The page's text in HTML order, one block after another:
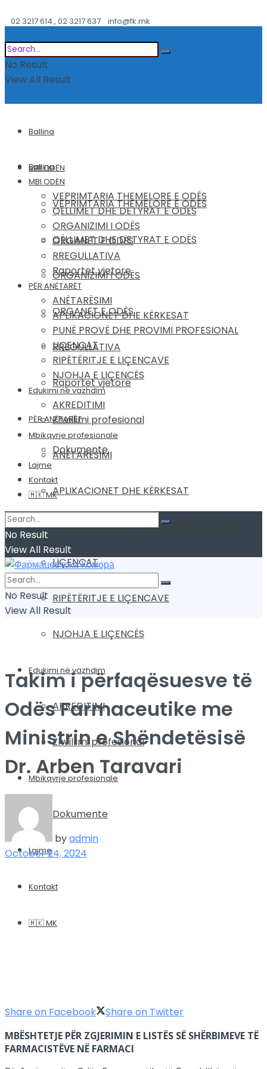
02 3217 614 , 02 3217 637 info@fk.mk
No Result
View All Result
Ballina
MBI ODËN
VEPRIMTARIA THEMELORE E ODËS
QËLLIMET DHE DETYRAT E ODËS
ORGANIZIMI I ODËS
ORGANET E ODËS
RREGULLATIVA
Raportet vjetore
PËR ANËTARËT
ANËTARËSIMI
APLIKACIONET DHE KËRKESAT
PUNË PROVË DHE PROVIMI PROFESIONAL
LIÇENCAT
RIPËTËRITJE E LIÇENCAVE
NJOHJA E LIÇENCËS
Edukimi në vazhdim
AKREDITIMI
Zhvillimi profesional
Mbikqyrje profesionale
Dokumente
Lajme
Kontakt
🇲🇰 MK
Ballina
MBI ODËN
VEPRIMTARIA THEMELORE E ODËS
QËLLIMET DHE DETYRAT E ODËS
ORGANIZIMI I ODËS
ORGANET E ODËS
RREGULLATIVA
Raportet vjetore
PËR ANËTARËT
ANËTARËSIMI
APLIKACIONET DHE KËRKESAT
PUNË PROVË DHE PROVIMI PROFESIONAL
LIÇENCAT
RIPËTËRITJE E LIÇENCAVE
NJOHJA E LIÇENCËS
Edukimi në vazhdim
AKREDITIMI
Zhvillimi profesional
Mbikqyrje profesionale
Dokumente
Lajme
Kontakt
🇲🇰 MK
No Result
View All Result
No Result
View All Result
Takim i përfaqësuesve të
Odës Farmaceutike me
Ministrin e Shëndetësisë
Dr. Arben Taravari
byadmin
October 24, 2024
Share on Facebook Share on Twitter
MBËSHTETJE PËR ZGJERIMIN E LISTËS SË SHËRBIMEVE TË
FARMACISTËVE NË FARMACI